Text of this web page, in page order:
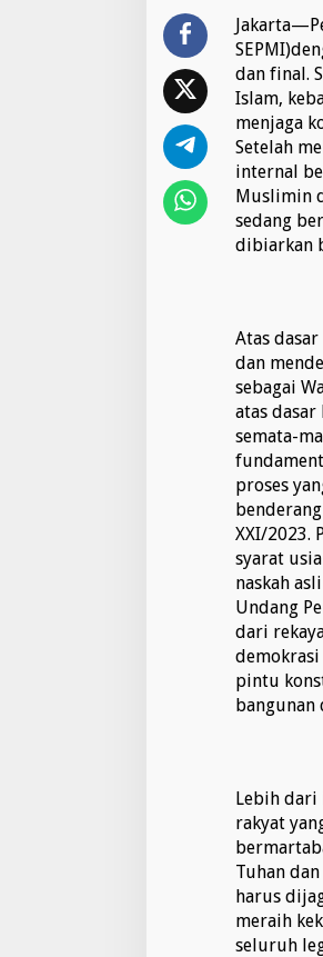
a
n
d
a
t
H
a
r
u
s
D
u
t
:
B
S
E
P
M
I
D
e
s
a
k
P
e
m
a
a
n
W
a
k
i
l
P
dan final.
Islam,
menjaga
Setelah
internal
Muslimin
sedang
dibiarkan
Atas
dan
sebagai
atas
semata-
proses
XXI/2023.
syarat
naskah
Undang
dari
pintu
bangunan
Lebih dari
rakyat
Tuhan
harus
meraih
seluruh